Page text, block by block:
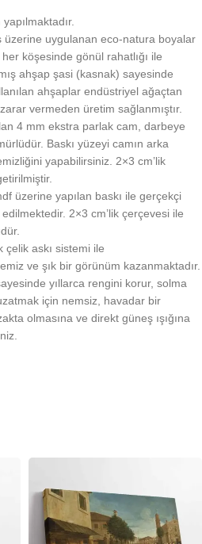
üzerine uygulanan eco-natura boyalar
köşesinde gönül rahatlığı ile
ahşap şasi (kasnak) sayesinde
ahşaplar endüstriyel ağaçtan
vermeden üretim sağlanmıştır.
4 mm ekstra parlak cam, darbeye
Baskı yüzeyi camın arka
yapabilirsiniz. 2×3 cm’lik
üzerine yapılan baskı ile gerçekçi
2×3 cm’lik çerçevesi ile
çelik askı sistemi ile
ve şık bir görünüm kazanmaktadır.
yıllarca rengini korur, solma
için nemsiz, havadar bir
olmasına ve direkt güneş ışığına